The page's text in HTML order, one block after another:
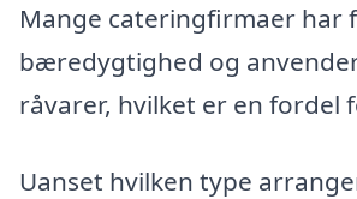
Mange cateringfirmaer har
bæredygtighed og
råvarer, hvilket er en fordel
Uanset hvilken type